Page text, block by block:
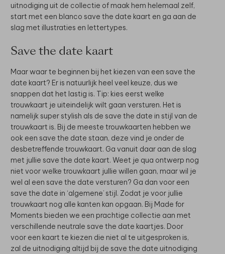
uitnodiging uit de collectie of maak hem helemaal zelf,
start met een blanco save the date kaart en ga aan de
slag met illustraties en lettertypes.
Save the date kaart
Maar waar te beginnen bij het kiezen van een save the
date kaart? Er is natuurlijk heel veel keuze, dus we
snappen dat het lastig is. Tip: kies eerst welke
trouwkaart je uiteindelijk wilt gaan versturen. Het is
namelijk super stylish als de save the date in stijl van de
trouwkaart is. Bij de meeste trouwkaarten hebben we
ook een save the date staan, deze vind je onder de
desbetreffende trouwkaart. Ga vanuit daar aan de slag
met jullie save the date kaart. Weet je qua ontwerp nog
niet voor welke trouwkaart jullie willen gaan, maar wil je
wel al een save the date versturen? Ga dan voor een
save the date in ‘algemene’ stijl. Zodat je voor jullie
trouwkaart nog alle kanten kan opgaan. Bij Made for
Moments bieden we een prachtige collectie aan met
verschillende neutrale save the date kaartjes. Door
voor een kaart te kiezen die niet al te uitgesproken is,
zal de uitnodiging altijd bij de save the date uitnodiging